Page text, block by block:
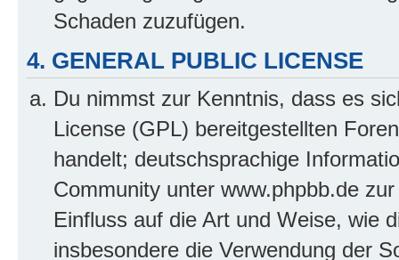
Schaden zuzufügen.
4. GENERAL PUBLIC LICENSE
Du nimmst zur Kenntnis, dass es
License (GPL) bereitgestellten
handelt; deutschsprachige
Community unter www.phpbb.de
Einfluss auf die Art und Weise, wie
insbesondere die Verwendung der